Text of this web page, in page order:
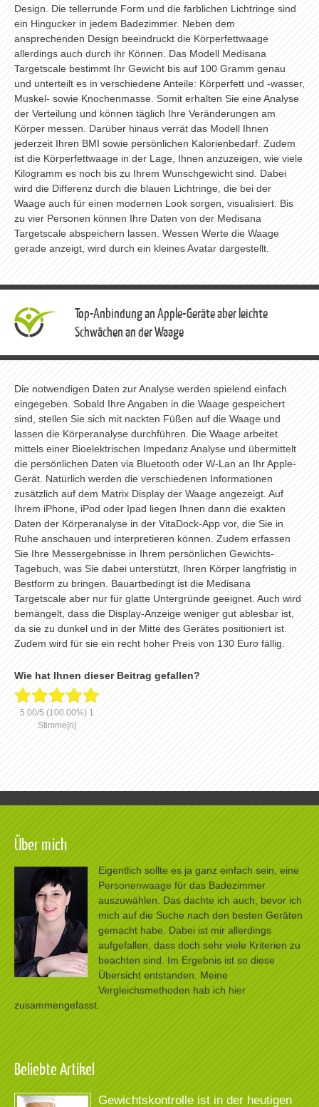
Design. Die tellerrunde Form und die farblichen Lichtringe sind
ein Hingucker in jedem Badezimmer. Neben dem
ansprechenden Design beeindruckt die Körperfettwaage
allerdings auch durch ihr Können. Das Modell Medisana
Targetscale bestimmt Ihr Gewicht bis auf 100 Gramm genau
und unterteilt es in verschiedene Anteile: Körperfett und -wasser,
Muskel- sowie Knochenmasse. Somit erhalten Sie eine Analyse
der Verteilung und können täglich Ihre Veränderungen am
Körper messen. Darüber hinaus verrät das Modell Ihnen
jederzeit Ihren BMI sowie persönlichen Kalorienbedarf. Zudem
ist die Körperfettwaage in der Lage, Ihnen anzuzeigen, wie viele
Kilogramm es noch bis zu Ihrem Wunschgewicht sind. Dabei
wird die Differenz durch die blauen Lichtringe, die bei der
Waage auch für einen modernen Look sorgen, visualisiert. Bis
zu vier Personen können Ihre Daten von der Medisana
Targetscale abspeichern lassen. Wessen Werte die Waage
gerade anzeigt, wird durch ein kleines Avatar dargestellt.
Top-Anbindung an Apple-Geräte aber leichte
Schwächen an der Waage
Die notwendigen Daten zur Analyse werden spielend einfach
eingegeben. Sobald Ihre Angaben in die Waage gespeichert
sind, stellen Sie sich mit nackten Füßen auf die Waage und
lassen die Körperanalyse durchführen. Die Waage arbeitet
mittels einer Bioelektrischen Impedanz Analyse und übermittelt
die persönlichen Daten via Bluetooth oder W-Lan an Ihr Apple-
Gerät. Natürlich werden die verschiedenen Informationen
zusätzlich auf dem Matrix Display der Waage angezeigt. Auf
Ihrem iPhone, iPod oder Ipad liegen Ihnen dann die exakten
Daten der Körperanalyse in der VitaDock-App vor, die Sie in
Ruhe anschauen und interpretieren können. Zudem erfassen
Sie Ihre Messergebnisse in Ihrem persönlichen Gewichts-
Tagebuch, was Sie dabei unterstützt, Ihren Körper langfristig in
Bestform zu bringen. Bauartbedingt ist die Medisana
Targetscale aber nur für glatte Untergründe geeignet. Auch wird
bemängelt, dass die Display-Anzeige weniger gut ablesbar ist,
da sie zu dunkel und in der Mitte des Gerätes positioniert ist.
Zudem wird für sie ein recht hoher Preis von 130 Euro fällig.
Wie hat Ihnen dieser Beitrag gefallen?
5.00/5(100.00%)1
Stimme[n]
Über mich
Eigentlich sollte es ja ganz einfach sein, eine
Personenwaage für das Badezimmer
auszuwählen. Das dachte ich auch, bevor ich
mich auf die Suche nach den besten Geräten
gemacht habe. Dabei ist mir allerdings
aufgefallen, dass doch sehr viele Kriterien zu
beachten sind. Im Ergebnis ist so diese
Übersicht entstanden. Meine
Vergleichsmethoden hab ich hier
zusammengefasst.
Beliebte Artikel
Gewichtskontrolle ist in der heutigen